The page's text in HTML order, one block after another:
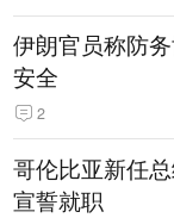
伊朗官员称防
安全
2
哥伦比亚新任
宣誓就职